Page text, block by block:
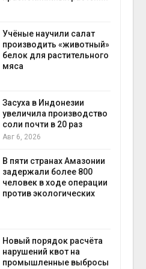
Учёные научили салат
производить «животный»
белок для растительного
мяса
Засуха в Индонезии
увеличила производство
соли почти в 20 раз
Авг 6, 2026
В пяти странах Амазонии
задержали более 800
человек в ходе операции
против экологических
Новый порядок расчёта
нарушений квот на
промышленные выбросы